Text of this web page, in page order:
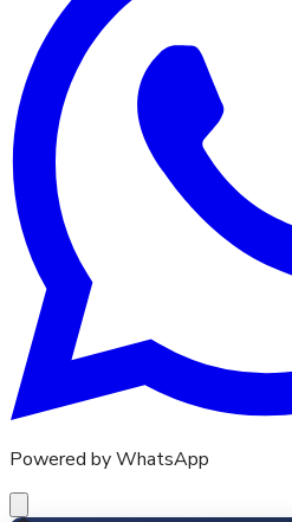
Powered by WhatsApp